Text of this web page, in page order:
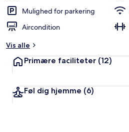
Mulighed for parkering
Aircondition
Vis alle
Primære faciliteter (12)
Føl dig hjemme (6)